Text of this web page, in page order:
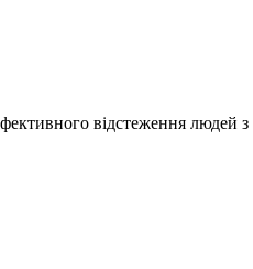
відстеження людей